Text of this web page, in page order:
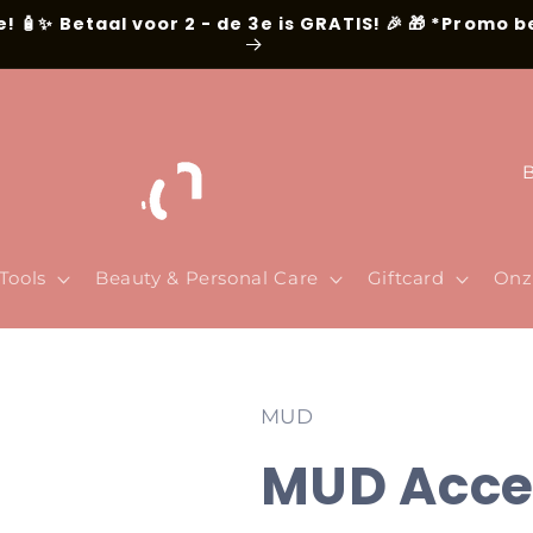
Betaal voor 2 - de 3e is GRATIS! 🎉 🎁
Tools Beauty & Personal Care Giftcard
P
s
/
i
MUD
MUD